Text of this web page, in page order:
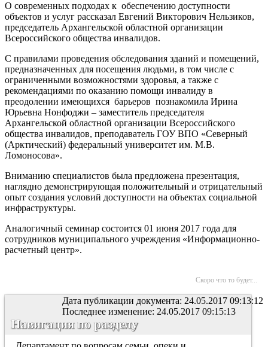
О современных подходах к обеспечению доступности
объектов и услуг рассказал Евгений Викторович Нельзиков,
председатель Архангельской областной организации
Всероссийского общества инвалидов.
С правилами проведения обследования зданий и помещений,
предназначенных для посещения людьми, в том числе с
ограниченными возможностями здоровья, а также с
рекомендациями по оказанию помощи инвалиду в
преодолении имеющихся барьеров познакомила Ирина
Юрьевна Нонфоджи – заместитель председателя
Архангельской областной организации Всероссийского
общества инвалидов, преподаватель ГОУ ВПО «Северный
(Арктический) федеральный университет им. М.В.
Ломоносова».
Вниманию специалистов была предложена презентация,
наглядно демонстрирующая положительный и отрицательный
опыт создания условий доступности на объектах социальной
инфраструктуры.
Аналогичный семинар состоится 01 июня 2017 года для
сотрудников муниципального учреждения «Информационно-
расчетный центр».
Скоро что то будет...
Дата публикации документа: 24.05.2017 09:13:12
Последнее изменение: 24.05.2017 09:15:13
Навигация по разделу